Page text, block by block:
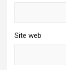
Site web